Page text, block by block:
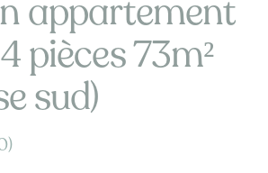
appartement
pièces 73m²
sud)